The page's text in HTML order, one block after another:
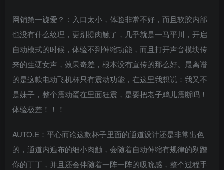
网销第一旋爱？：入口太小，体验非常不好，而且软胶内部
也没有什么纹理，更别提肉触了，几乎就是一马平川，开启
自动模式的时候，体验不到伸缩功能，而且打开声音模块传
来的生硬女声，效果奇差，根本没有宣传的那么好。最离谱
的是这款电动飞机杯只有震动功能，在这里我想说：我又不
是妹子，整个震动蛋在里面狂震，是要把老子鸡儿震断吗！
体验极差！！！
AUTO.E：平心而论这款杯子里面的通道设计还是非常出色
的，通道内遍布的细小肉触，会随着自动伸缩有规律的剐蹭
你的丁丁，并且还会伴随着一阵一阵的吸吮感，整个过程手